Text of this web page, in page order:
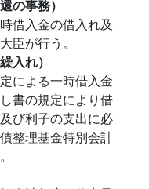
の事務）
借入金の借入れ及
臣が行う。
入れ）
による一時借入金
書の規定により借
び利子の支出に必
整理基金特別会計